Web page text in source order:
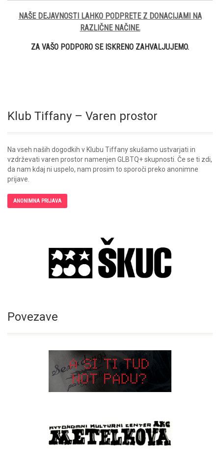
NAŠE DEJAVNOSTI LAHKO PODPRETE Z DONACIJAMI NA
RAZLIČNE NAČINE.
ZA VAŠO PODPORO SE ISKRENO ZAHVALJUJEMO.
Klub Tiffany – Varen prostor
Na vseh naših dogodkih v Klubu Tiffany skušamo ustvarjati in
vzdrževati varen prostor namenjen GLBTQ+ skupnosti. Če se ti zdi,
da nam kdaj ni uspelo, nam prosim to sporoči preko anonimne
prijave.
ANONIMNA PRIJAVA
Povezave